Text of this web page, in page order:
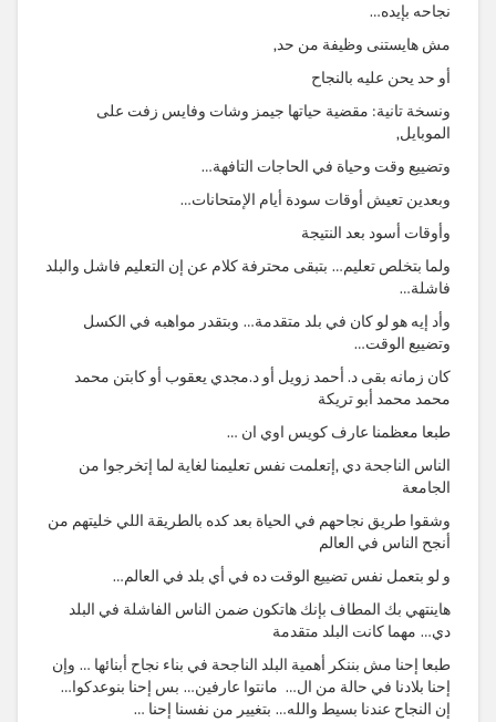
نجاحه بإيده…
مش هايستنى وظيفة من حد,
أو حد يحن عليه بالنجاح
ونسخة تانية: مقضية حياتها جيمز وشات وفايس زفت على
الموبايل,
وتضييع وقت وحياة في الحاجات التافهة…
وبعدين تعيش أوقات سودة أيام الإمتحانات…
وأوقات أسود بعد النتيجة
ولما بتخلص تعليم… بتبقى محترفة كلام عن إن التعليم فاشل والبلد
فاشلة…
وأد إيه هو لو كان في بلد متقدمة… وبتقدر مواهبه في الكسل
وتضييع الوقت…
كان زمانه بقى د. أحمد زويل أو د.مجدي يعقوب أو كابتن محمد
محمد محمد أبو تريكة
طبعا معظمنا عارف كويس اوي ان …
الناس الناجحة دي ,إتعلمت نفس تعليمنا لغاية لما إتخرجوا من
الجامعة
وشقوا طريق نجاحهم في الحياة بعد كده بالطريقة اللي خليتهم من
أنجح الناس في العالم
و لو بتعمل نفس تضييع الوقت ده في أي بلد في العالم…
هاينتهي بك المطاف بإنك هاتكون ضمن الناس الفاشلة في البلد
دي… مهما كانت البلد متقدمة
طبعا إحنا مش بننكر أهمية البلد الناجحة في بناء نجاح أبنائها … وإن
إحنا بلادنا في حالة من ال… مانتوا عارفين… بس إحنا بنوعدكوا…
إن النجاح عندنا بسيط والله… بتغيير من نفسنا إحنا …